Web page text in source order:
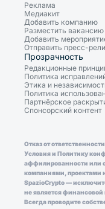
Реклама
Медиакит
Добавить компанию
Разместить вакансию
Добавить
Отправить пресс-
Прозрачность
Редакционные
Политика
Этика и
Политика
Партнёрское
Спонсорский контент
Отказ от
Условия и Политику
аффилированности или
компаниями, проектами
SpazioCrypto —
не является
Всегда проводите